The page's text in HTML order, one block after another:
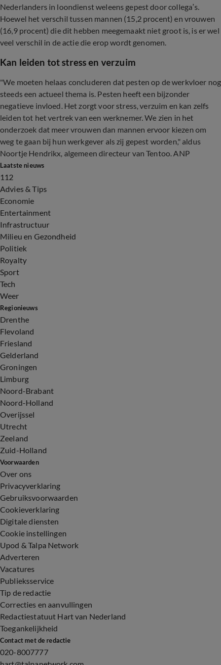
Nederlanders in loondienst weleens gepest door collega’s.
Hoewel het verschil tussen mannen (15,2 procent) en vrouwen
(16,9 procent) die dit hebben meegemaakt niet groot is, is er wel
veel verschil in de actie die erop wordt genomen.
Kan leiden tot stress en verzuim
"We moeten helaas concluderen dat pesten op de werkvloer nog
steeds een actueel thema is. Pesten heeft een bijzonder
negatieve invloed. Het zorgt voor stress, verzuim en kan zelfs
leiden tot het vertrek van een werknemer. We zien in het
onderzoek dat meer vrouwen dan mannen ervoor kiezen om
weg te gaan bij hun werkgever als zij gepest worden," aldus
Noortje Hendrikx, algemeen directeur van Tentoo. ANP
Laatste nieuws
112
Advies & Tips
Economie
Entertainment
Infrastructuur
Milieu en Gezondheid
Politiek
Royalty
Sport
Tech
Weer
Regionieuws
Drenthe
Flevoland
Friesland
Gelderland
Groningen
Limburg
Noord-Brabant
Noord-Holland
Overijssel
Utrecht
Zeeland
Zuid-Holland
Voorwaarden
Over ons
Privacyverklaring
Gebruiksvoorwaarden
Cookieverklaring
Digitale diensten
Cookie instellingen
Upod & Talpa Network
Adverteren
Vacatures
Publieksservice
Tip de redactie
Correcties en aanvullingen
Redactiestatuut Hart van Nederland
Toegankelijkheid
Contact met de redactie
020-8007777